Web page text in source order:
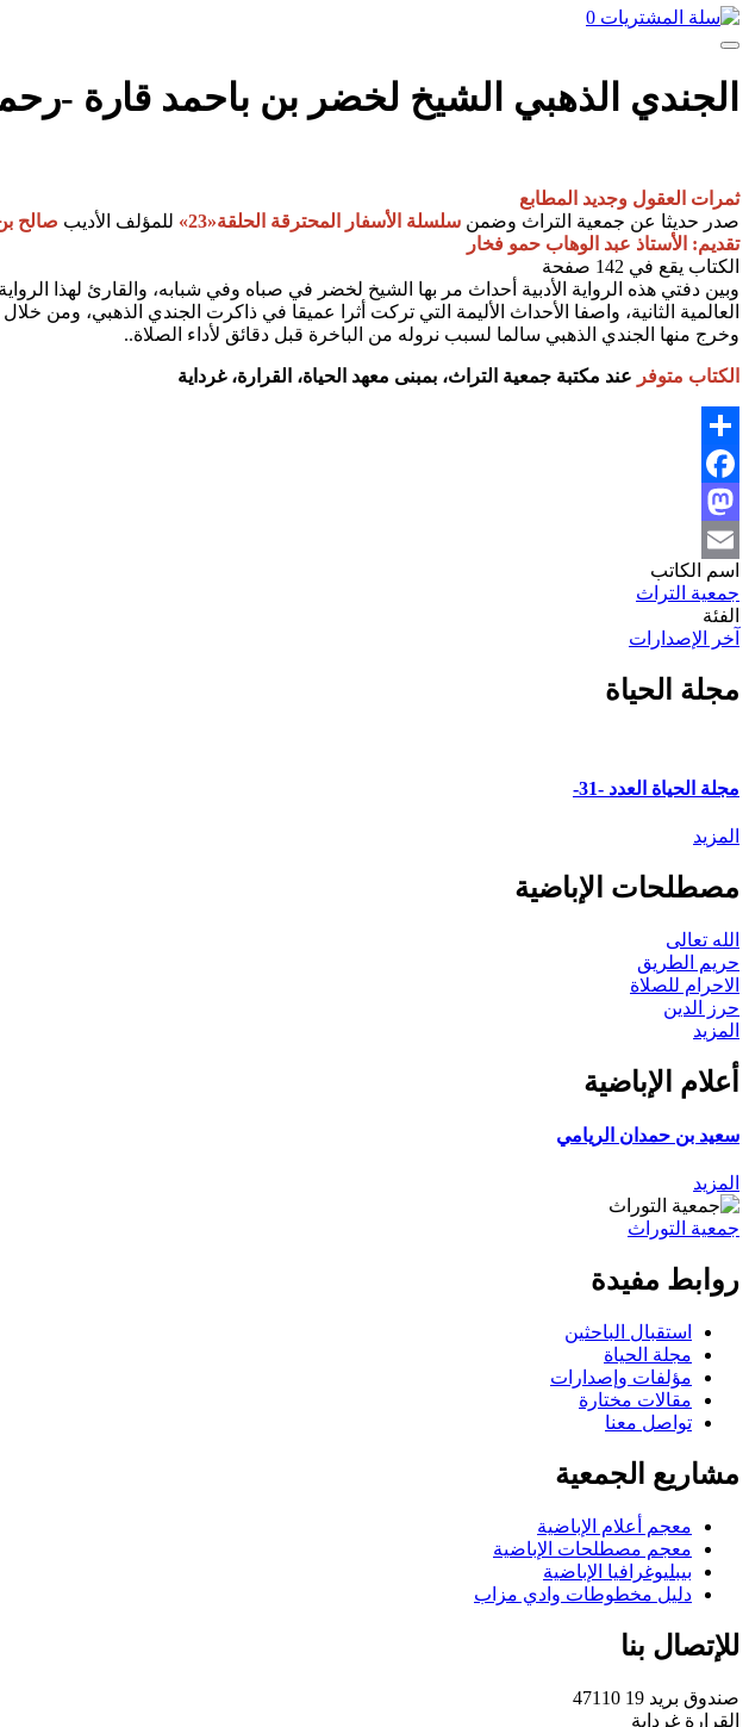
0
الجندي الذهبي الشيخ لخضر بن باحمد قارة -
ثمرات العقول وجديد المطابع
صدر حديثا عن جمعية التراث وضمن سلسلة الأسفار المحترقة الحلقة«23» للمؤلف الأديب صالح
تقديم: الأستاذ عبد الوهاب حمو فخار
الكتاب يقع في 142 صفحة
وبين دفتي هذه الرواية الأدبية أحداث مر بها الشيخ لخضر في صباه وفي شبابه، والقارئ لهذا
العالمية الثانية، واصفا الأحداث الأليمة التي تركت أثرا عميقا في ذاكرت الجندي الذهبي، ومن
وخرج منها الجندي الذهبي سالما لسبب نروله من الباخرة قبل دقائق لأداء الصلاة..
الكتاب متوفر عند مكتبة جمعية التراث، بمبنى معهد الحياة، القرارة، غرداية
Share
Facebook
Mastodon
Email
اسم الكاتب
جمعية التراث
الفئة
آخر الإصدارات
مجلة الحياة
مجلة الحياة العدد -31-
المزيد
مصطلحات الإباضية
الله تعالى
حريم الطريق
الاحرام للصلاة
حرز الدين
المزيد
أعلام الإباضية
سعيد بن حمدان الريامي
المزيد
جمعية التوراث
روابط مفيدة
استقبال الباحثين
مجلة الحياة
مؤلفات وإصدارات
مقالات مختارة
تواصل معنا
مشاريع الجمعية
معجم أعلام الإباضية
معجم مصطلحات الإباضية
بيبليوغرافيا الإباضية
دليل مخطوطات وادي مزاب
للإتصال بنا
صندوق بريد 19 47110
القرارة غرداية